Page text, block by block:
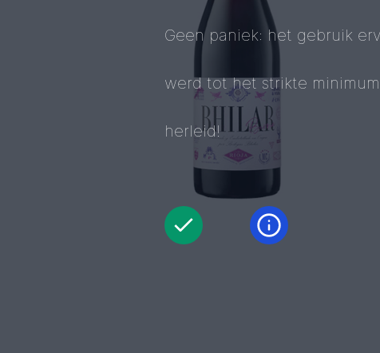
Geen paniek: het gebruik
werd tot het strikte minimum
herleid!